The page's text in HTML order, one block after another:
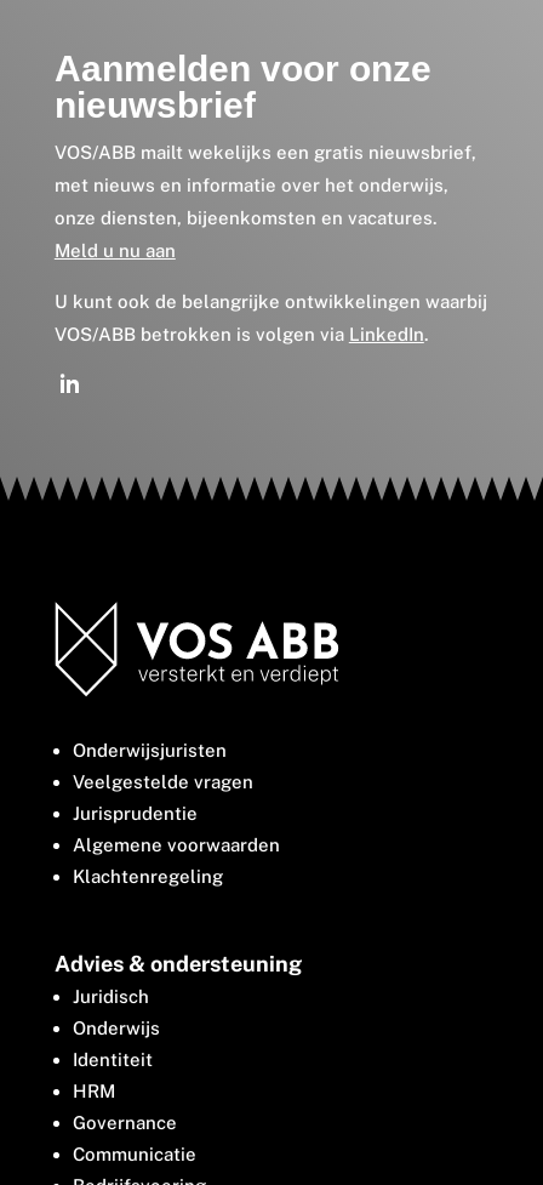
Aanmelden voor onze
nieuwsbrief
VOS/ABB mailt wekelijks een gratis nieuwsbrief,
met nieuws en informatie over het onderwijs,
onze diensten, bijeenkomsten en vacatures.
Meld u nu aan
U kunt ook de belangrijke ontwikkelingen waarbij
VOS/ABB betrokken is volgen via LinkedIn.
Onderwijsjuristen
Veelgestelde vragen
Jurisprudentie
Algemene voorwaarden
Klachtenregeling
Advies & ondersteuning
Juridisch
Onderwijs
Identiteit
HRM
Governance
Communicatie